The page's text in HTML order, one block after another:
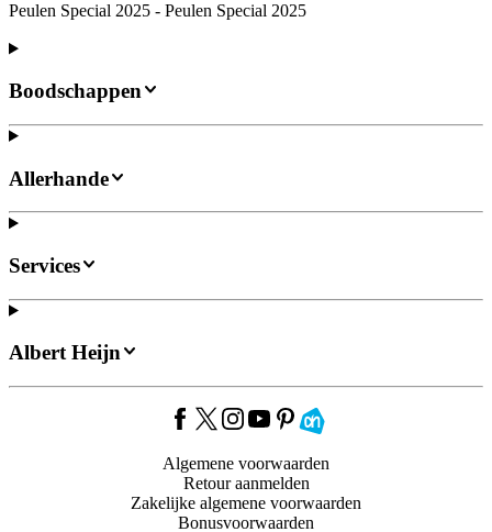
Peulen Special 2025 - Peulen Special 2025
Boodschappen
Allerhande
Services
Albert Heijn
Algemene voorwaarden
Retour aanmelden
Zakelijke algemene voorwaarden
Bonusvoorwaarden